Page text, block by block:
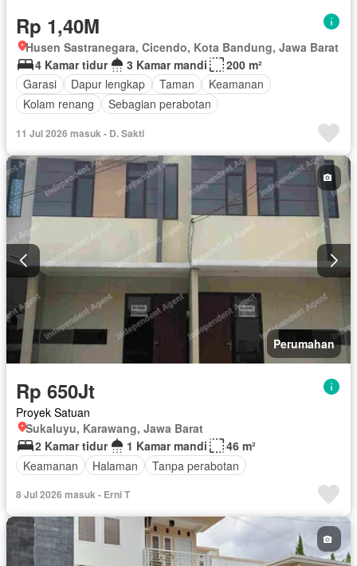
Rp 1,40M
Husen Sastranegara, Cicendo, Kota Bandung, Jawa Barat
4 Kamar tidur
3 Kamar mandi
200 m²
Garasi
Dapur lengkap Taman
Keamanan
Kolam renang
Sebagian perabotan
11 Jul 2026 masuk - D. Sakti
Perumahan
Rp 650Jt
Proyek Satuan
Sukaluyu, Karawang, Jawa Barat
2 Kamar tidur
1 Kamar mandi
46 m²
Keamanan
Halaman Tanpa perabotan
8 Jul 2026 masuk - Erni T